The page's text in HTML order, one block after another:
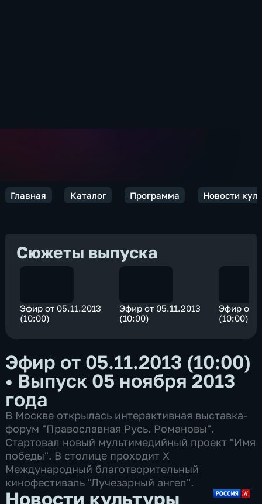
Главная Каталог Программа Новости
Сюжеты выпуска
Эфир от 05.11.2013
(10:00)
Эфир от 05.11.2013
(10:00)
Эфир от
(10:00)
Эфир от 05.11.2013 (10:00)
• Выпуск 05 ноября 2013
года
В Москве открылась интерактивная выставка-
форум "Православная Русь. Романовы".
Стартовал новый мультимедийный проект "Имя
победы". В столице проходит Х
Международный благотворительный
кинофестиваль "Лучезарный ангел".
Новости культуры